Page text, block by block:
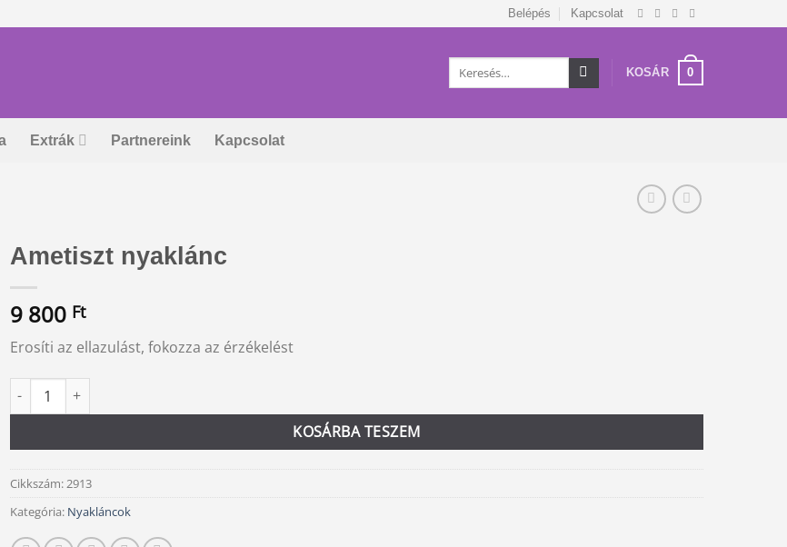
Belépés Kapcsolat
Keresés
KOSÁR 0
Extrák Partnereink Kapcsolat
Ametiszt nyaklánc
9 800 Ft
Erosíti az ellazulást, fokozza az érzékelést
Ametiszt nyaklánc mennyiség
KOSÁRBA TESZEM
Alternative:
Cikkszám:2913
Kategória: Nyakláncok